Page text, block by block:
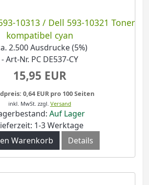
10313 / Dell 593-10321 Toner
kompatibel cyan
2.500 Ausdrucke (5%)
- Art-Nr. PC DE537-CY
15,95 EUR
0,64 EUR pro 100 Seiten
inkl. MwSt. zzgl. Versand
Auf Lager
1-3 Werktage
Warenkorb
Details